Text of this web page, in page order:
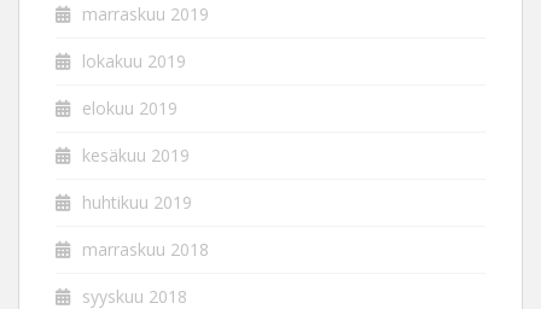
marraskuu 2019
lokakuu 2019
elokuu 2019
kesäkuu 2019
huhtikuu 2019
marraskuu 2018
syyskuu 2018